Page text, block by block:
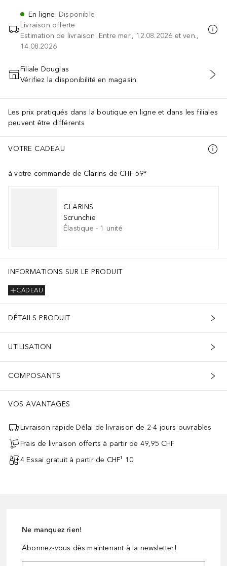
En ligne: Disponible
Livraison offerte
Estimation de livraison: Entre mer., 12.08.2026 et ven.,
14.08.2026
AJOUTER AU PANIER
Filiale Douglas
Vérifiez la disponibilité en magasin
Les prix pratiqués dans la boutique en ligne et dans les filiales
peuvent être différents
VOTRE CADEAU
à votre commande de Clarins de CHF 59*
CLARINS
Scrunchie
Élastique - 1 unité
INFORMATIONS SUR LE PRODUIT
CADEAU
DÉTAILS PRODUIT
UTILISATION
COMPOSANTS
VOS AVANTAGES
Livraison rapide Délai de livraison de 2-4 jours ouvrables
Frais de livraison offerts à partir de 49,95 CHF
4 Essai gratuit à partir de CHF¹ 10
Ne manquez rien!
Abonnez-vous dès maintenant à la newsletter!